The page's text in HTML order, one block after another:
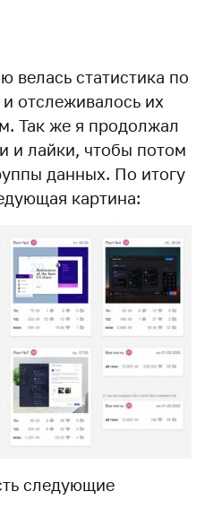
велась статистика по
отслеживалось их
Так же я продолжал
и лайки, чтобы потом
данных. По итогу
картина:
следующие